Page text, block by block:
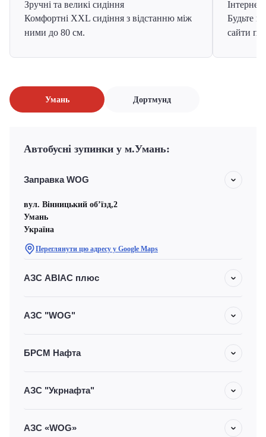
Зручні та великі сидіння
Комфортні XXL сидіння з відстанню між
ними до 80 см.
Інтернет
Будьте
сайти
Умань Дортмунд
Автобусні зупинки у м.Умань:
Заправка WOG
вул. Вінницький об’їзд,2
Умань
Україна
Переглянути цю адресу у Google Maps
АЗС АВІАС плюс
АЗС "WOG"
БРСМ Нафта
АЗС "Укрнафта"
АЗС «WOG»